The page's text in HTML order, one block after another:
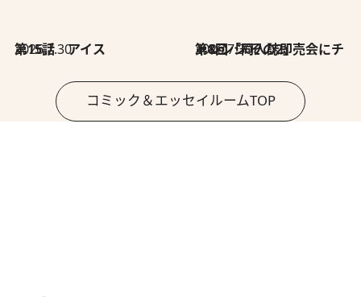
2026.7.30
第15話 アイス 2026.7.30
第8回「同人誌即売会にチャレンジ その2」
コミック＆エッセイルームTOP